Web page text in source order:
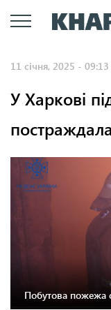
11 січня, 2025 - 09:13
У Харкові
Побутова пожежа